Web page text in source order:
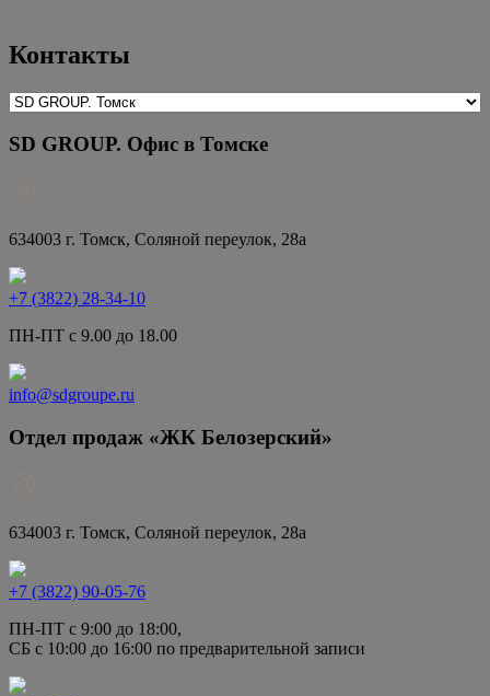
Контакты
SD GROUP. Офис в Томске
634003 г. Томск, Соляной переулок, 28а
+7 (3822) 28-34-10
ПН-ПТ с 9.00 до 18.00
info@sdgroupe.ru
Отдел продаж «ЖК Белозерский»
634003 г. Томск, Соляной переулок, 28а
+7 (3822) 90-05-76
ПН-ПТ с 9:00 до 18:00,
СБ с 10:00 до 16:00 по предварительной записи